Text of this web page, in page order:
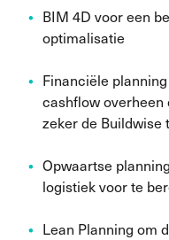
BIM 4D voor een
optimalisatie
Financiële
cashflow overheen
zeker de Buildwise
Opwaartse
logistiek voor te
Lean Planning om